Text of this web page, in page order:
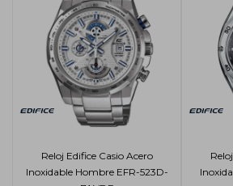
Reloj Edifice Casio Acero
Inoxidable Hombre EFR-523D-